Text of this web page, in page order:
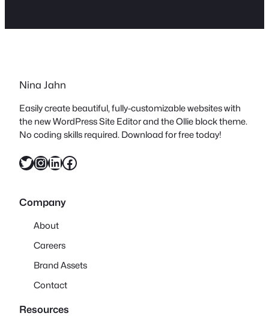
Nina Jahn
Easily create beautiful, fully-customizable websites with
the new WordPress Site Editor and the Ollie block theme.
No coding skills required. Download for free today!
Twitter InstagramLinkedIn Facebook
Company
About
Careers
Brand Assets
Contact
Resources